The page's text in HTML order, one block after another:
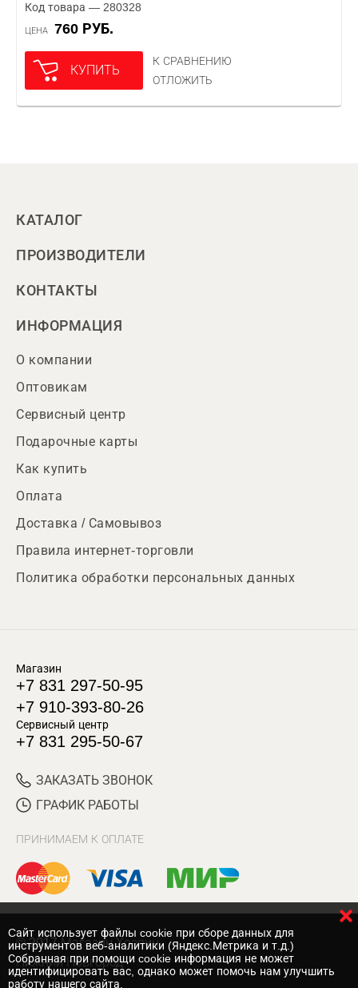
Код товара — 280328
ЦЕНА 760 РУБ.
КУПИТЬ
К СРАВНЕНИЮ
ОТЛОЖИТЬ
КАТАЛОГ
ПРОИЗВОДИТЕЛИ
КОНТАКТЫ
ИНФОРМАЦИЯ
О компании
Оптовикам
Сервисный центр
Подарочные карты
Как купить
Оплата
Доставка / Самовывоз
Правила интернет-торговли
Политика обработки персональных данных
Магазин
+7 831 297-50-95
+7 910-393-80-26
Сервисный центр
+7 831 295-50-67
ЗАКАЗАТЬ ЗВОНОК
ГРАФИК РАБОТЫ
ПРИНИМАЕМ К ОПЛАТЕ
© 2017 Магазин Хозяин
Нижний Новгород
Cайт использует файлы cookie при сборе данных для
инструментов веб-аналитики (Яндекс.Метрика и т.д.)
Собранная при помощи cookie информация не может
идентифицировать вас, однако может помочь нам улучшить
работу нашего сайта.